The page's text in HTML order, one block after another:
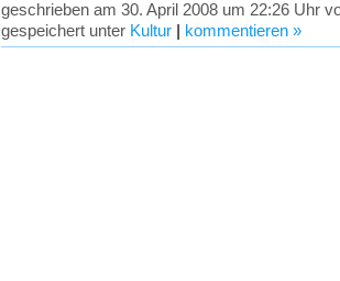
geschrieben am 30. April 2008 um 22:26 Uhr
gespeichert unter Kultur kommentieren »